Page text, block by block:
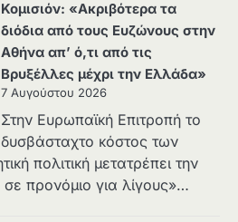
Κομισιόν: «Ακριβότερα τα
διόδια από τους Ευζώνους στην
Αθήνα απ’ ό,τι από τις
Βρυξέλλες μέχρι την Ελλάδα»
7 Αυγούστου 2026
Στην Ευρωπαϊκή Επιτροπή το
δυσβάσταχτο κόστος των
πολιτική μετατρέπει την
προνόμιο για λίγους»…